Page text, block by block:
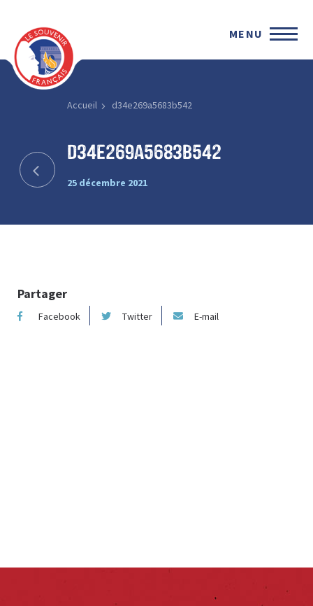
MENU
Accueil d34e269a5683b542
d34e269a5683b542
25 décembre 2021
Partager
Facebook Twitter E-mail